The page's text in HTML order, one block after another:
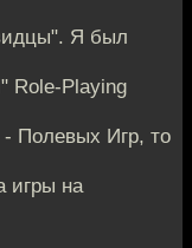
Я был
Role-Playing
- Полевых Игр, то
игры на